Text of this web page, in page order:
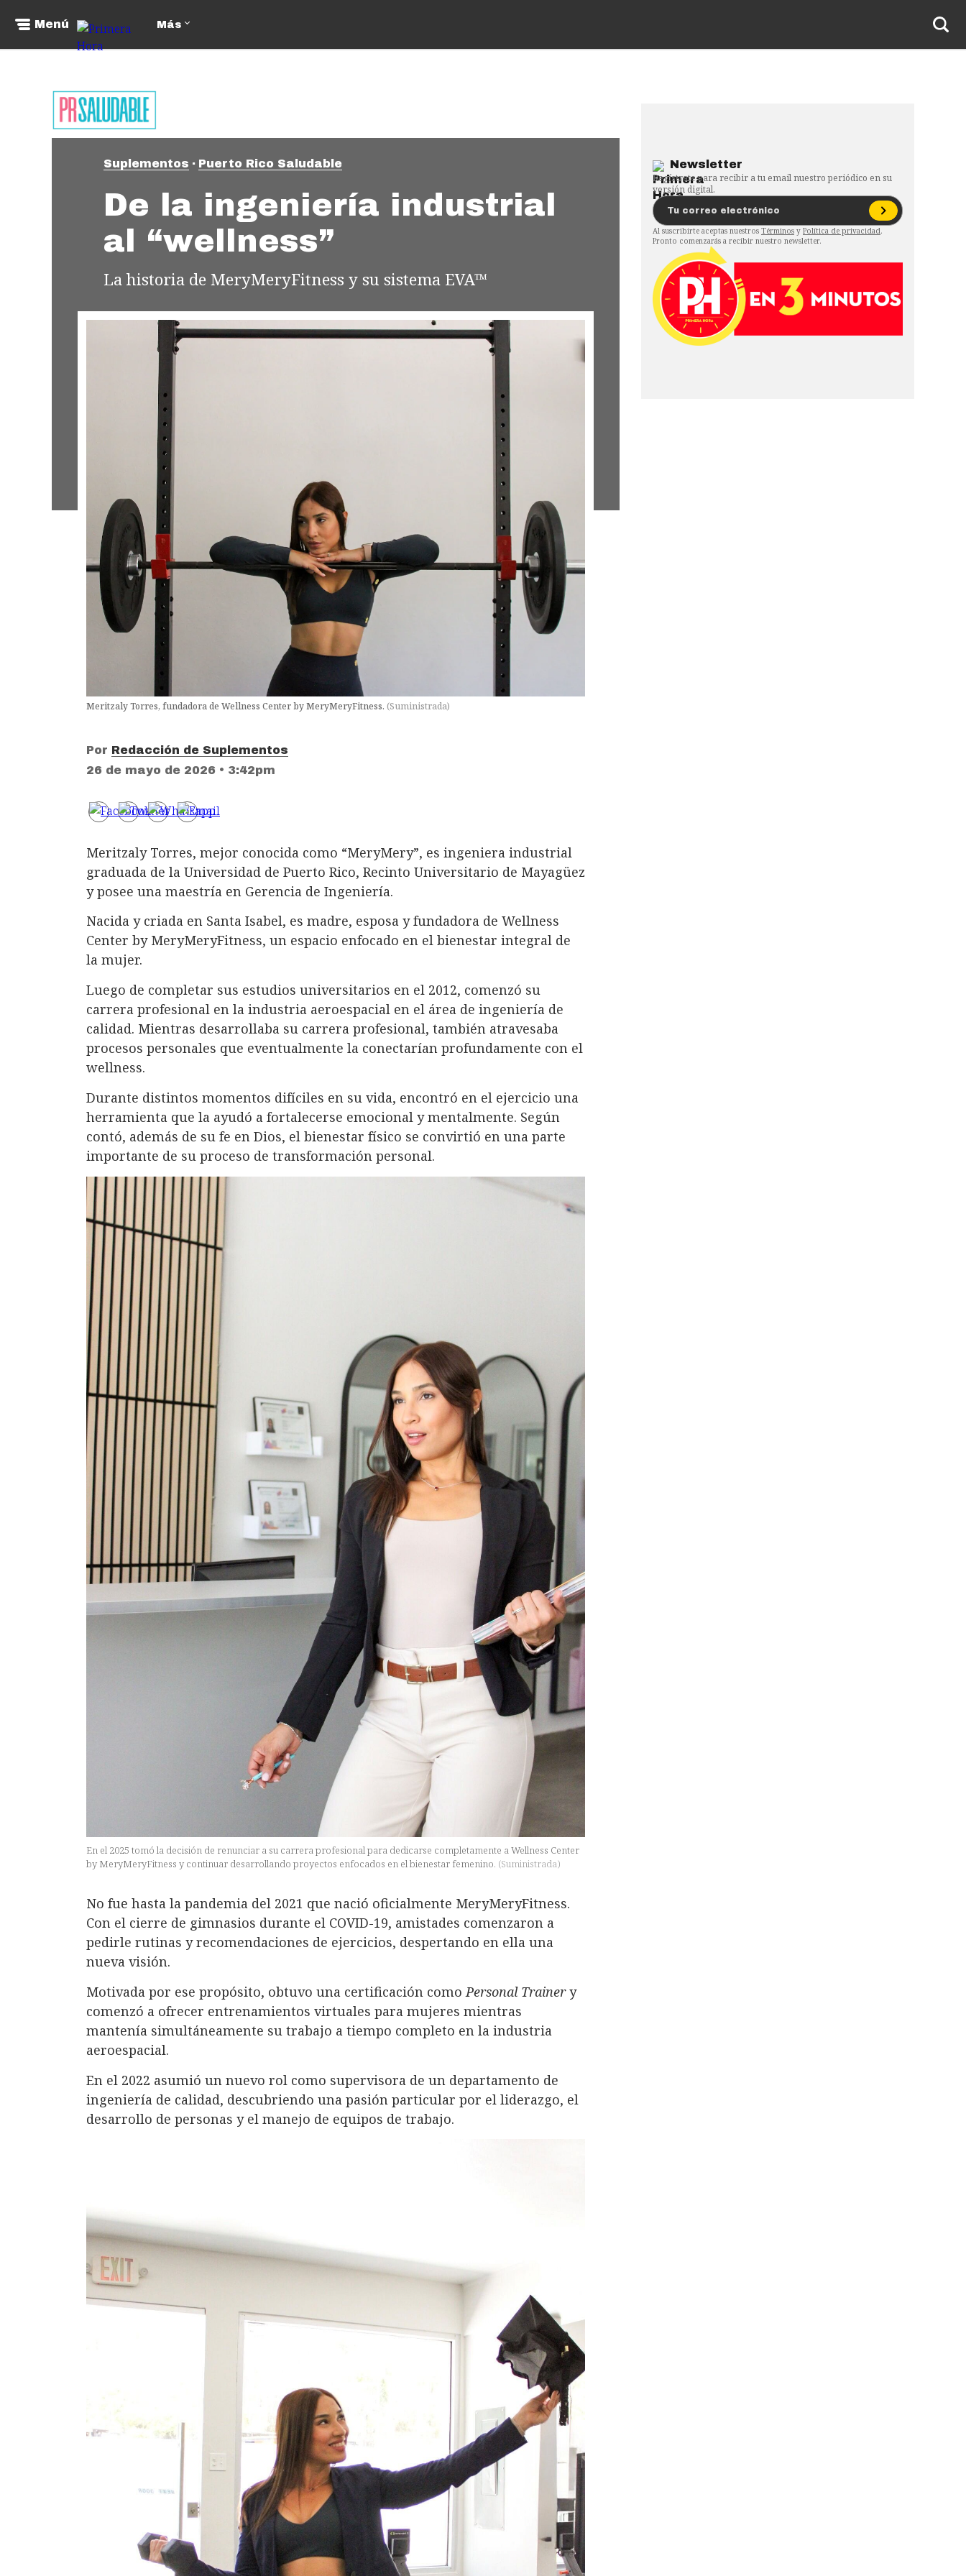
Menú Más
Suplementos Puerto Rico Saludable
De la ingeniería industrial
al “wellness”
La historia de MeryMeryFitness y su sistema EVA™
Meritzaly Torres, fundadora de Wellness Center by MeryMeryFitness. (Suministrada)
Por Redacción de Suplementos
26 de mayo de 2026 • 3:42pm
Meritzaly Torres, mejor conocida como “MeryMery”, es ingeniera industrial
graduada de la Universidad de Puerto Rico, Recinto Universitario de Mayagüez
y posee una maestría en Gerencia de Ingeniería.
Nacida y criada en Santa Isabel, es madre, esposa y fundadora de Wellness
Center by MeryMeryFitness, un espacio enfocado en el bienestar integral de
la mujer.
Luego de completar sus estudios universitarios en el 2012, comenzó su
carrera profesional en la industria aeroespacial en el área de ingeniería de
calidad. Mientras desarrollaba su carrera profesional, también atravesaba
procesos personales que eventualmente la conectarían profundamente con el
wellness.
Durante distintos momentos difíciles en su vida, encontró en el ejercicio una
herramienta que la ayudó a fortalecerse emocional y mentalmente. Según
contó, además de su fe en Dios, el bienestar físico se convirtió en una parte
importante de su proceso de transformación personal.
En el 2025 tomó la decisión de renunciar a su carrera profesional para dedicarse completamente a Wellness Center
by MeryMeryFitness y continuar desarrollando proyectos enfocados en el bienestar femenino. (Suministrada)
No fue hasta la pandemia del 2021 que nació oficialmente MeryMeryFitness.
Con el cierre de gimnasios durante el COVID-19, amistades comenzaron a
pedirle rutinas y recomendaciones de ejercicios, despertando en ella una
nueva visión.
Motivada por ese propósito, obtuvo una certificación comoPersonal Trainery
comenzó a ofrecer entrenamientos virtuales para mujeres mientras
mantenía simultáneamente su trabajo a tiempo completo en la industria
aeroespacial.
En el 2022 asumió un nuevo rol como supervisora de un departamento de
ingeniería de calidad, descubriendo una pasión particular por el liderazgo, el
desarrollo de personas y el manejo de equipos de trabajo.
Newsletter
Regístrate para recibir a tu email nuestro periódico en su
versión digital.
Al suscribirte aceptas nuestros Términos y Política de privacidad.
Pronto comenzarás a recibir nuestro newsletter.